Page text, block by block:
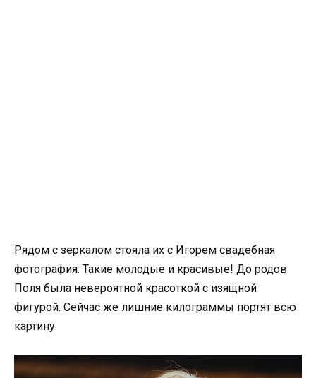
Рядом с зеркалом стояла их с Игорем свадебная
фотография. Такие молодые и красивые! До родов
Поля была невероятной красоткой с изящной
фигурой. Сейчас же лишние килограммы портят всю
картину.